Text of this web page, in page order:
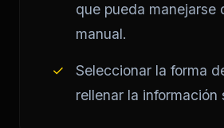
que pueda manejarse
manual.
✓
Seleccionar la forma
rellenar la información